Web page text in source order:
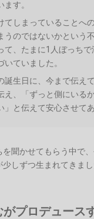
ます。
てしまっていることへ
うのではないかという
て、たまに1人ぼっちで
いていました。
誕生日に、今まで伝え
え、「ずっと側にいる
」と伝えて安心させてあ
を聞かせてもらう中で
しずつ生まれてきまし
プロデュース